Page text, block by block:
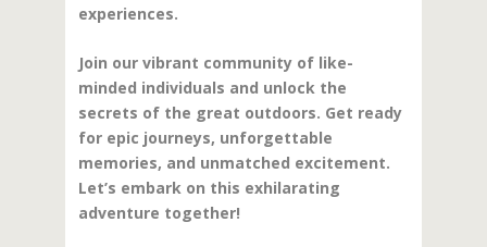
experiences.
Join our vibrant community of like-
minded individuals and unlock the
secrets of the great outdoors. Get ready
for epic journeys, unforgettable
memories, and unmatched excitement.
Let’s embark on this exhilarating
adventure together!